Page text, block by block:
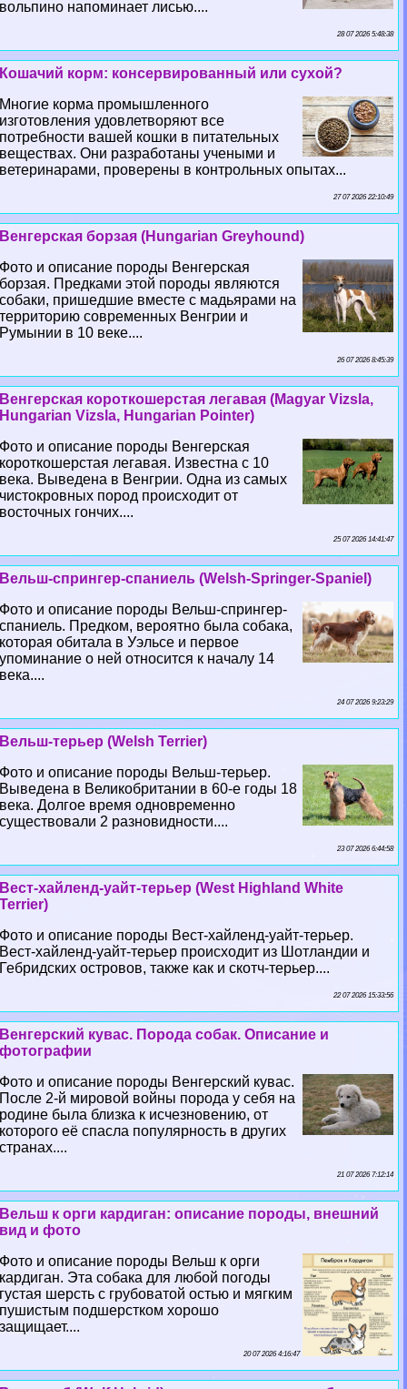
вольпино напоминает лисью....
28 07 2026 5:48:38
Кошачий корм: консервированный или сухой?
Многие корма промышленного
изготовления удовлетворяют все
потребности вашей кошки в питательных
веществах. Они разработаны учеными и
ветеринарами, проверены в контрольных опытах...
27 07 2026 22:10:49
Венгерская борзая (Hungarian Greyhound)
Фото и описание породы Венгерская
борзая. Предками этой породы являются
собаки, пришедшие вместе с мадьярами на
территорию современных Венгрии и
Румынии в 10 веке....
26 07 2026 8:45:39
Венгерская короткошерстая легавая (Magyar Vizsla,
Hungarian Vizsla, Hungarian Pointer)
Фото и описание породы Венгерская
короткошерстая легавая. Известна с 10
века. Выведена в Венгрии. Одна из самых
чистокровных пород происходит от
восточных гончих....
25 07 2026 14:41:47
Вельш-спрингер-спаниель (Welsh-Springer-Spaniel)
Фото и описание породы Вельш-спрингер-
спаниель. Предком, вероятно была собака,
которая обитала в Уэльсе и первое
упоминание о ней относится к началу 14
века....
24 07 2026 9:23:29
Вельш-терьер (Welsh Terrier)
Фото и описание породы Вельш-терьер.
Выведена в Великобритании в 60-е годы 18
века. Долгое время одновременно
существовали 2 разновидности....
23 07 2026 6:44:58
Вест-хайленд-уайт-терьер (West Highland White
Terrier)
Фото и описание породы Вест-хайленд-уайт-терьер.
Вест-хайленд-уайт-терьер происходит из Шотландии и
Гебридских островов, также как и скотч-терьер....
22 07 2026 15:33:56
Венгерский кувас. Порода собак. Описание и
фотографии
Фото и описание породы Венгерский кувас.
После 2-й мировой войны порода у себя на
родине была близка к исчезновению, от
которого её спасла популярность в других
странах....
21 07 2026 7:12:14
Вельш к opги кардиган: описание породы, внешний
вид и фото
Фото и описание породы Вельш к opги
кардиган. Эта собака для любой погоды
густая шерсть с грубоватой остью и мягким
пушистым подшерстком хорошо
защищает....
20 07 2026 4:16:47